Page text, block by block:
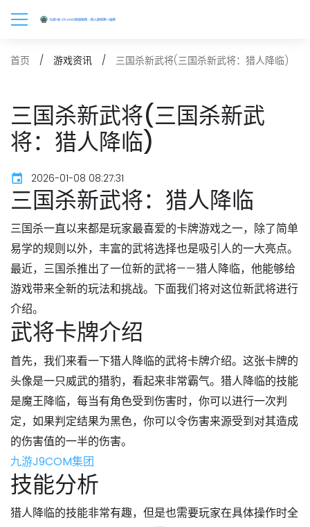
首页 游戏资讯 三国杀新武将(三国杀新武将：猎人降临)
三国杀新武将(三国杀新武
将：猎人降临)
2026-01-08 08:27:31
三国杀新武将：猎人降临
三国杀一直以来都是玩家最喜爱的卡牌游戏之一，除了简单
易学的规则以外，丰富的武将选择也是吸引人的一大亮点。
最近，三国杀推出了一位新的武将——猎人降临，他能够给
游戏带来全新的玩法和挑战。下面我们将对这位新武将进行
介绍。
武将卡牌介绍
首先，我们来看一下猎人降临的武将卡牌介绍。这张卡牌的
头像是一只威武的猎豹，看起来非常霸气。猎人降临的技能
是魔王降临，每当有角色受到伤害时，你可以进行一次判
定，如果判定结果为黑色，你可以令伤害来源受到对其造成
的伤害值的一半的伤害。
九游J9COM集团
技能分析
猎人降临的技能非常有趣，但是也需要玩家在具体操作时全